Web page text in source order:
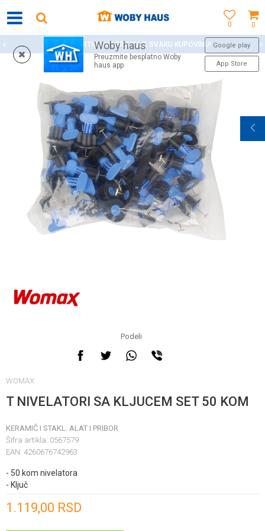
0
0
Woby haus
Preuzmite besplatno Woby
haus app
Google play
App Store
WOBY KARTICA NAGRAĐUJE SVAKU KUPOVINU!
Podeli
WOMAX
T NIVELATORI SA KLJUCEM SET 50 KOM
KERAMIČ I STAKL. ALAT I PRIBOR
Šifra artikla: 0567579
EAN: 4260676742963
- 50 kom nivelatora
- Ključ
1.119,00 RSD